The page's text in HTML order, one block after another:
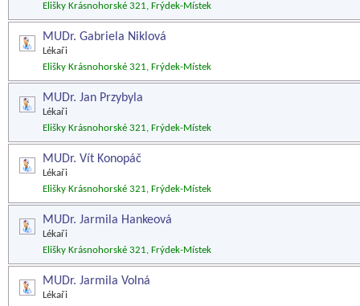
Elišky Krásnohorské 321, Frýdek-Místek
MUDr. Gabriela Niklová
Lékaři
Elišky Krásnohorské 321, Frýdek-Místek
MUDr. Jan Przybyla
Lékaři
Elišky Krásnohorské 321, Frýdek-Místek
MUDr. Vít Konopáč
Lékaři
Elišky Krásnohorské 321, Frýdek-Místek
MUDr. Jarmila Hankeová
Lékaři
Elišky Krásnohorské 321, Frýdek-Místek
MUDr. Jarmila Volná
Lékaři